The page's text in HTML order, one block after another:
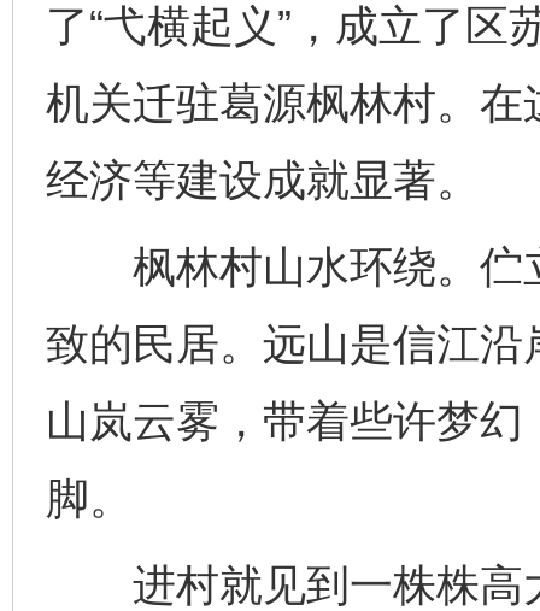
了“弋横起义”，成立了
机关迁驻葛源枫林村。
经济等建设成就显著。
枫林村山水环绕。伫
致的民居。远山是信江
山岚云雾，带着些许梦
脚。
进村就见到一株株高